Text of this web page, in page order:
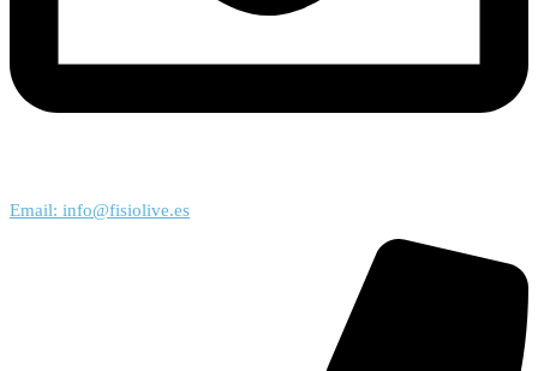
Email: info@fisiolive.es